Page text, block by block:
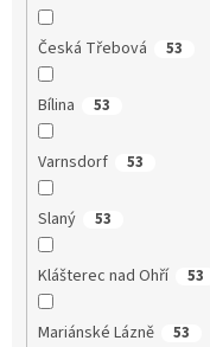
Česká Třebová 53
Bílina 53
Varnsdorf 53
Slaný 53
Klášterec nad Ohří 53
Mariánské Lázně 53